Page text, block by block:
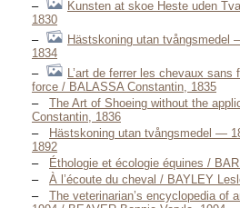
Kunsten at skoe Heste uden
1830
Hästskoning utan tvångsmedel
1834
L’art de ferrer les chevaux sans
force / BALASSA Constantin, 1835
The Art of Shoeing without the
Constantin, 1836
Hästskoning utan tvångsmedel —
1892
Éthologie et écologie équines /
À l’écoute du cheval / BAYLEY
The veterinarian’s encyclopedia of